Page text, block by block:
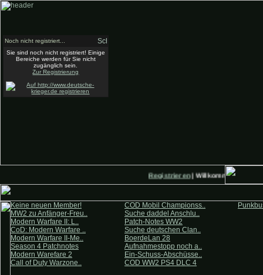
Registrieren| Willkommen auf
Keine neuen Member!
MW2 zu Anfänger-Freu..
Modern Warfare II: L..
CoD: Modern Warfare ..
Modern Warfare II-Me..
Season 4 Patchnotes
Modern Warefare 2
Call of Duty Warzone..
COD Mobil Championss..
Suche daddel Anschlu..
Patch-Notes WW2
Suche deutschen Clan..
BoerdeLan 28
Aufnahmestopp noch a..
Ein-Schuss-Abschüsse..
COD WW2 PS4 DLC 4
Noch nicht registriert...
Sie sind noch nicht registriert! Einige
Bereiche werden für Sie nicht
zugänglich sein.
Zur Registrierung